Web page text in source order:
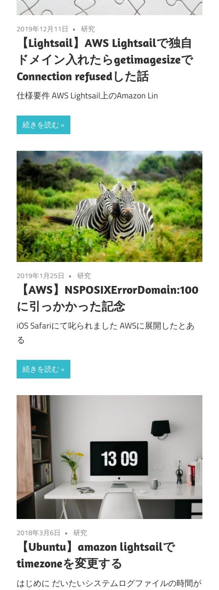
2019年12月11日 研究
【Lightsail】AWS Lightsailで独自
ドメイン入れたらgetimagesizeで
Connection refusedした話
仕様要件 AWS Lightsail上のAmazon Lin
続きを読む
2019年1月25日 研究
【AWS】NSPOSIXErrorDomain:100
に引っかかった記念
iOS Safariにて叱られました AWSに展開したとあ
る
続きを読む
2018年3月6日 研究
【Ubuntu】amazon lightsailで
timezoneを変更する
はじめに だいたいシステムログファイルの時間が